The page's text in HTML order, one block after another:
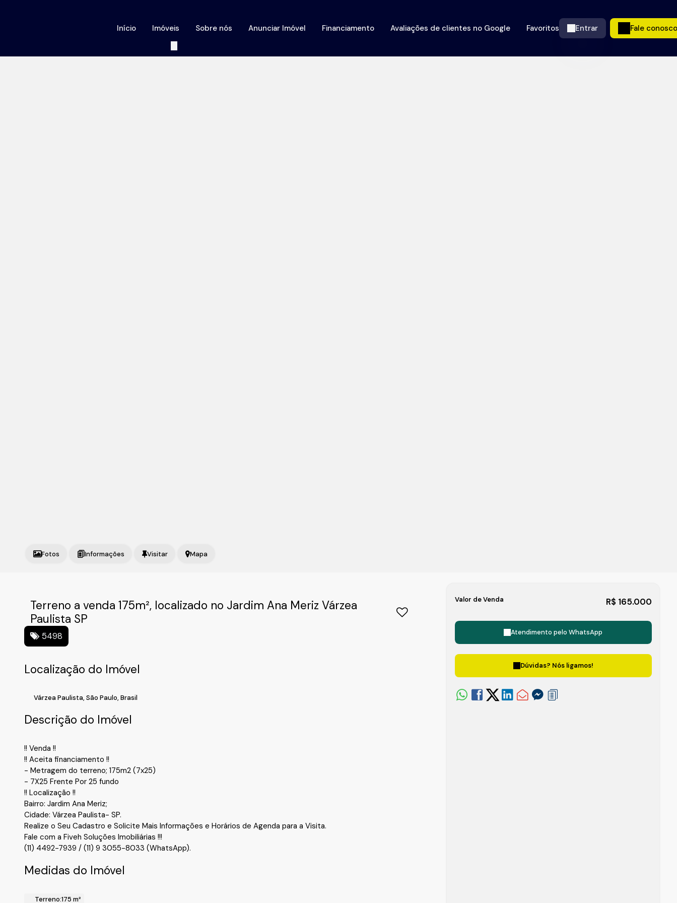
Fale conosco
Entrar
Favoritos
Avaliações de clientes no Google
Financiamento
Anunciar Imóvel
Sobre nós
Imóveis
Início
Fotos Mapa
Terreno a venda 175m², localizado no Jardim Ana Meriz Várzea
Paulista SP
5498
Localização do Imóvel
Várzea Paulista, São Paulo, Brasil
Descrição do Imóvel
!! Venda !!
!! Aceita financiamento !!
- Metragem do terreno; 175m2 (7x25)
- 7X25 Frente Por 25 fundo
!! Localização !!
Bairro: Jardim Ana Meriz;
Cidade: Várzea Paulista- SP.
Realize o Seu Cadastro e Solicite Mais Informações e Horários de Agenda para a Visita.
Fale com a Fiveh Soluções Imobiliárias !!!
(11) 4492-7939 / (11) 9 3055-8033 (WhatsApp).
Medidas do Imóvel
Terreno:175 m²
R$ 165.000
Valor de Venda
Atendimento pelo WhatsApp
Dúvidas? Nós ligamos!